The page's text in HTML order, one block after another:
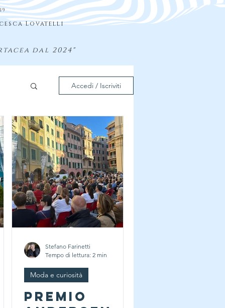
Lovatelli
dal 2024"
Accedi / Iscriviti
Premio
Moda e curiosità
Stefano Farinetti
Tempo di lettura: 2 min